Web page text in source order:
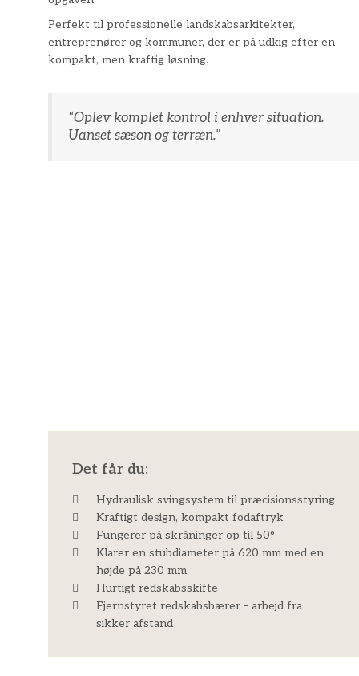
Perfekt til professionelle landskabsarkitekter,
entreprenører og kommuner, der er på udkig efter en
kompakt, men kraftig løsning.
“​Oplev komplet kontrol i enhver situation.
Uanset sæson og terræn.”
Det får du:
Hydraulisk svingsystem til præcisionsstyring
Kraftigt design, kompakt fodaftryk
Fungerer på skråninger op til 50°
Klarer en stubdiameter på 620 mm med en
højde på 230 mm
Hurtigt redskabsskifte
Fjernstyret redskabsbærer – arbejd fra
sikker afstand